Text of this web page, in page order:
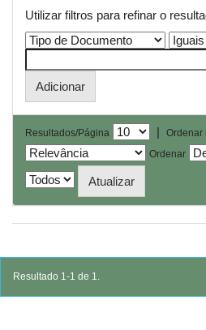
Utilizar filtros para refinar o
Resultados/Página |
Ordenar
Ordenar
Resultado 1-1 de 1.